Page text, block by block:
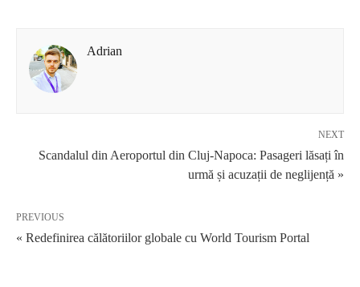
Adrian
NEXT
Scandalul din Aeroportul din Cluj-Napoca: Pasageri lăsați în
urmă și acuzații de neglijență »
PREVIOUS
« Redefinirea călătoriilor globale cu World Tourism Portal